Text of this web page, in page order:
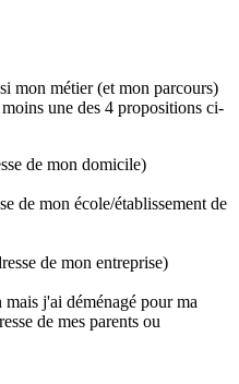
mon métier (et mon parcours)
une des 4 propositions ci-
de mon domicile)
de mon école/établissement de
de mon entreprise)
j'ai déménagé pour ma
de mes parents ou